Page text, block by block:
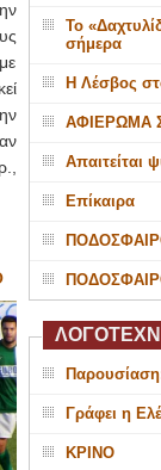
Το
σήμερα
Η Λέσβος
ΑΦΙΕΡΩΜΑ
Απαιτείται
Επίκαιρα
Γράφει η
ΚΡΙΝΟ